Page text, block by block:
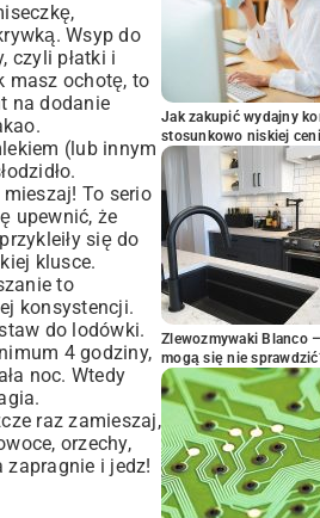
Wsyp do
czyli płatki i
masz ochotę, to
na dodanie
(lub innym
To serio
upewnić, że
się do
klusce.
to
konsystencji.
do lodówki.
4 godziny,
noc. Wtedy
raz zamieszaj,
orzechy,
zapragnie i jedz!
Jak zakupić wydajny
stosunkowo niskiej
Zlewozmywaki Blanco
mogą się nie